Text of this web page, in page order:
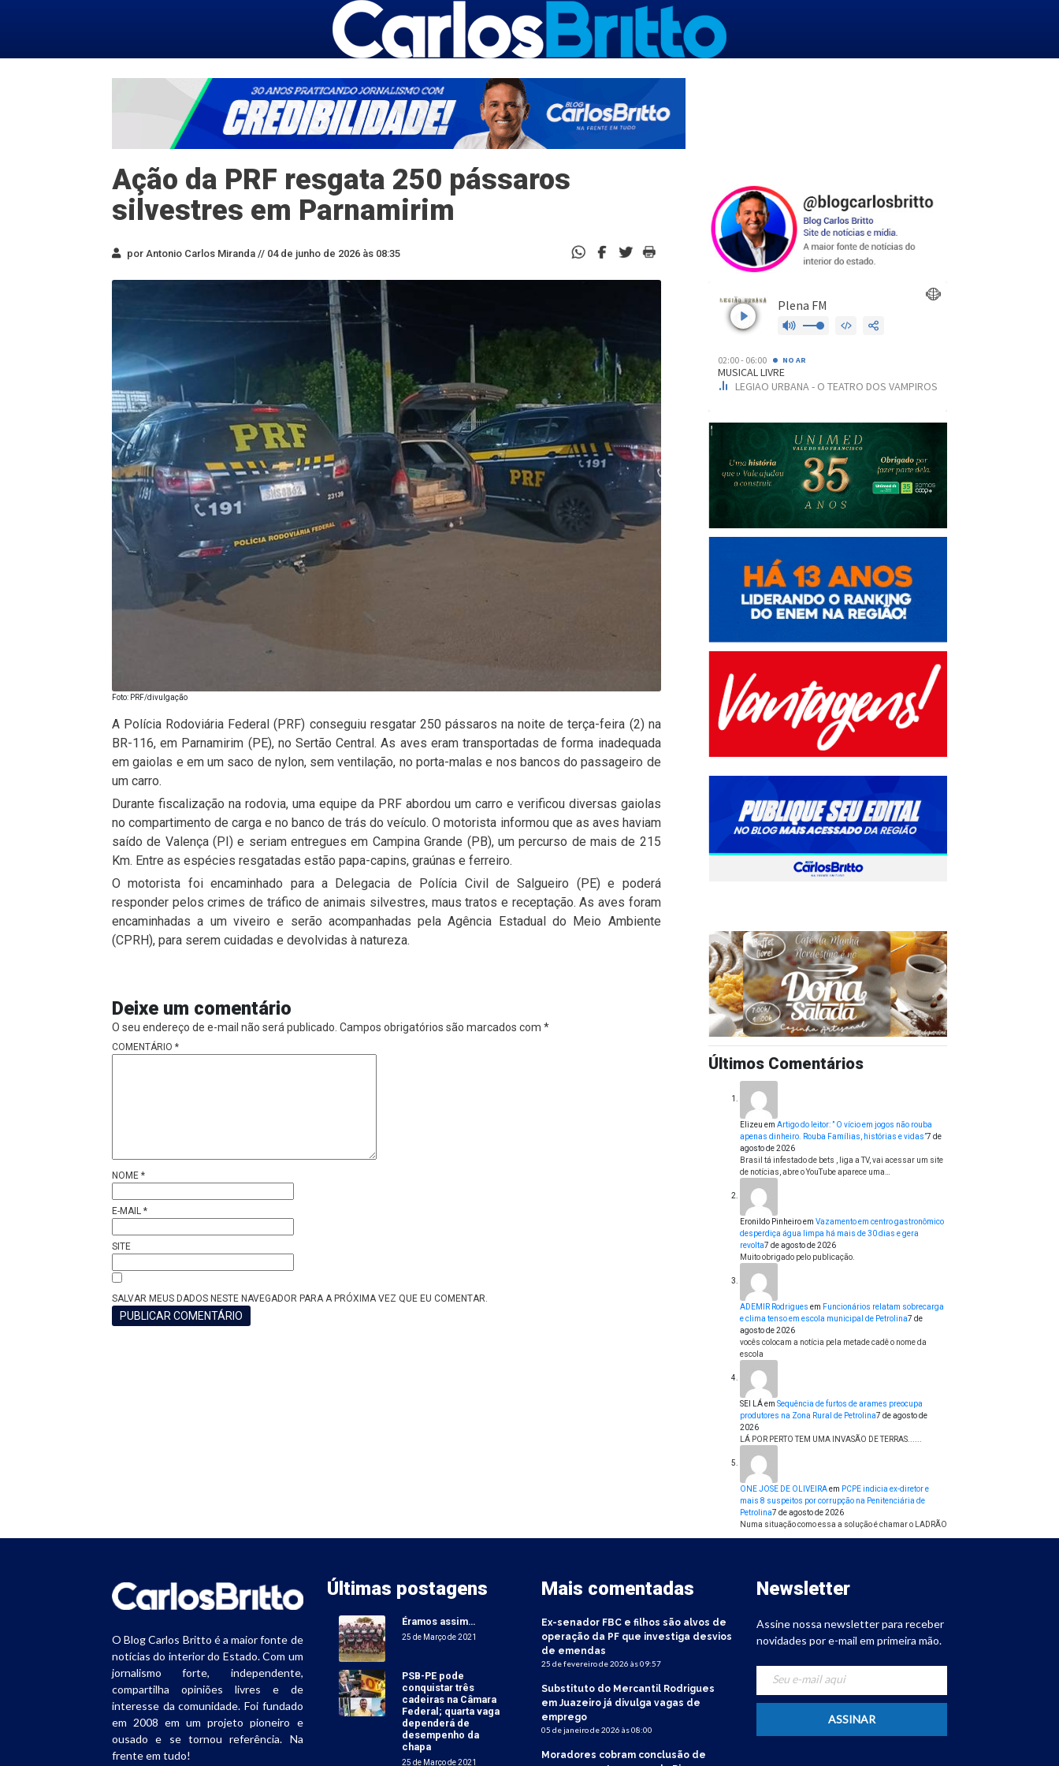
Ação da PRF resgata 250 pássaros
silvestres em Parnamirim
por Antonio Carlos Miranda // 04 de junho de 2026 às 08:35
Foto: PRF/divulgação
A Polícia Rodoviária Federal (PRF) conseguiu resgatar 250 pássaros na noite de terça-feira (2) na
BR-116, em Parnamirim (PE), no Sertão Central. As aves eram transportadas de forma inadequada
em gaiolas e em um saco de nylon, sem ventilação, no porta-malas e nos bancos do passageiro de
um carro.
Durante fiscalização na rodovia, uma equipe da PRF abordou um carro e verificou diversas gaiolas
no compartimento de carga e no banco de trás do veículo. O motorista informou que as aves haviam
saído de Valença (PI) e seriam entregues em Campina Grande (PB), um percurso de mais de 215
Km. Entre as espécies resgatadas estão papa-capins, graúnas e ferreiro.
O motorista foi encaminhado para a Delegacia de Polícia Civil de Salgueiro (PE) e poderá
responder pelos crimes de tráfico de animais silvestres, maus tratos e receptação. As aves foram
encaminhadas a um viveiro e serão acompanhadas pela Agência Estadual do Meio Ambiente
(CPRH), para serem cuidadas e devolvidas à natureza.
Deixe um comentário
O seu endereço de e-mail não será publicado. Campos obrigatórios são marcados com *
COMENTÁRIO *
NOME *
E-MAIL *
SITE
SALVAR MEUS DADOS NESTE NAVEGADOR PARA A PRÓXIMA VEZ QUE EU COMENTAR.
Últimos Comentários
Elizeu em Artigo do leitor: ” O vício em jogos não rouba
apenas dinheiro. Rouba Famílias, histórias e vidas”7 de
agosto de 2026
Brasil tá infestado de bets , liga a TV, vai acessar um site
de notícias, abre o YouTube aparece uma…
Eronildo Pinheiroem Vazamento em centro gastronômico
desperdiça água limpa há mais de 30 dias e gera
revolta7 de agosto de 2026
Muito obrigado pelo publicação.
ADEMIR Rodrigues em Funcionários relatam sobrecarga
e clima tenso em escola municipal de Petrolina7 de
agosto de 2026
vocês colocam a notícia pela metade cadê o nome da
escola
SEI LÁem Sequência de furtos de arames preocupa
produtores na Zona Rural de Petrolina7 de agosto de
2026
LÁ POR PERTO TEM UMA INVASÃO DE TERRAS......
ONE JOSE DE OLIVEIRAem PCPE indicia ex-diretor e
mais 8 suspeitos por corrupção na Penitenciária de
Petrolina7 de agosto de 2026
Numa situação como essa a solução é chamar o LADRÃO
O Blog Carlos Britto é a maior fonte de
notícias do interior do Estado. Com um
jornalismo forte, independente,
compartilha opiniões livres e de
interesse da comunidade. Foi fundado
em 2008 em um projeto pioneiro e
ousado e se tornou referência. Na
frente em tudo!
Últimas postagens
Éramos assim…
25 de Março de 2021
PSB-PE pode
conquistar três
cadeiras na Câmara
Federal; quarta vaga
dependerá de
desempenho da
chapa
25 de Março de 2021
Mais comentadas
Ex-senador FBC e filhos são alvos de
operação da PF que investiga desvios
de emendas
25 de fevereiro de 2026 às 09:57
Substituto do Mercantil Rodrigues
em Juazeiro já divulga vagas de
emprego
05 de janeiro de 2026 às 08:00
Moradores cobram conclusão de
Newsletter
Assine nossa newsletter para receber
novidades por e-mail em primeira mão.